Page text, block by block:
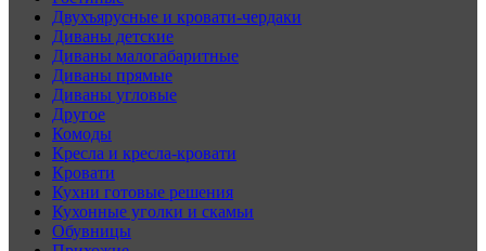
Двухъярусные и кровати-чердаки
Диваны детские
Диваны малогабаритные
Диваны прямые
Диваны угловые
Другое
Комоды
Кресла и кресла-кровати
Кровати
Кухни готовые решения
Кухонные уголки и скамьи
Обувницы